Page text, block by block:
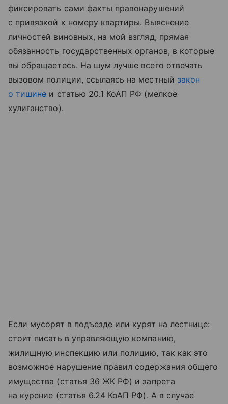
фиксировать сами факты правонарушений
с привязкой к номеру квартиры. Выяснение
личностей виновных, на мой взгляд, прямая
обязанность государственных органов, в которые
вы обращаетесь. На шум лучше всего отвечать
вызовом полиции, ссылаясь на местный закон
о тишине и статью 20.1 КоАП РФ (мелкое
хулиганство).
Если мусорят в подъезде или курят на лестнице:
стоит писать в управляющую компанию,
жилищную инспекцию или полицию, так как это
возможное нарушение правил содержания общего
имущества (статья 36 ЖК РФ) и запрета
на курение (статья 6.24 КоАП РФ). А в случае